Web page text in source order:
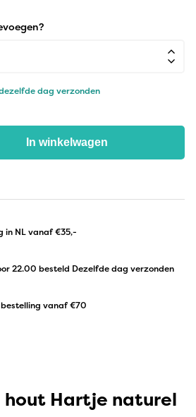
dag verzonden
In winkelwagen
in NLvanaf €35,-
22.00 besteld Dezelfde dag verzonden
vanaf €70
hout Hartje naturel